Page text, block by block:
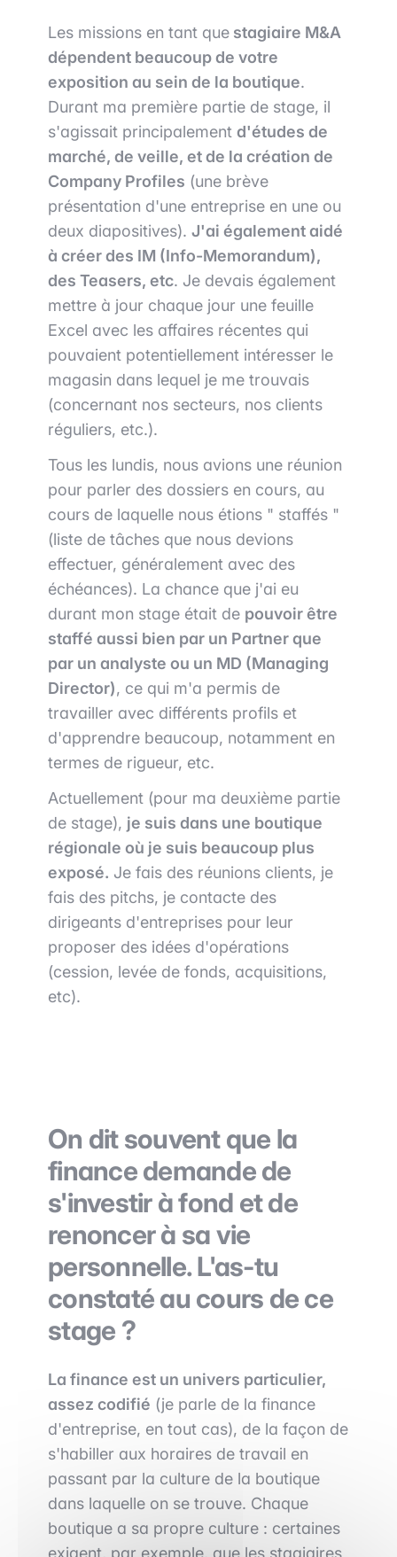
Les missions en tant que stagiaire M&A
dépendent beaucoup de votre
exposition au sein de la boutique.
Durant ma première partie de stage, il
s'agissait principalement d'études de
marché, de veille, et de la création de
Company Profiles (une brève
présentation d'une entreprise en une ou
deux diapositives). J'ai également aidé
à créer des IM (Info-Memorandum),
des Teasers, etc. Je devais également
mettre à jour chaque jour une feuille
Excel avec les affaires récentes qui
pouvaient potentiellement intéresser le
magasin dans lequel je me trouvais
(concernant nos secteurs, nos clients
réguliers, etc.).
Tous les lundis, nous avions une réunion
pour parler des dossiers en cours, au
cours de laquelle nous étions " staffés "
(liste de tâches que nous devions
effectuer, généralement avec des
échéances). La chance que j'ai eu
durant mon stage était de pouvoir être
staffé aussi bien par un Partner que
par un analyste ou un MD (Managing
Director), ce qui m'a permis de
travailler avec différents profils et
d'apprendre beaucoup, notamment en
termes de rigueur, etc.
Actuellement (pour ma deuxième partie
de stage), je suis dans une boutique
régionale où je suis beaucoup plus
exposé. Je fais des réunions clients, je
fais des pitchs, je contacte des
dirigeants d'entreprises pour leur
proposer des idées d'opérations
(cession, levée de fonds, acquisitions,
etc).
On dit souvent que la
finance demande de
s'investir à fond et de
renoncer à sa vie
personnelle. L'as-tu
constaté au cours de ce
stage ?
La finance est un univers particulier,
assez codifié (je parle de la finance
d'entreprise, en tout cas), de la façon de
s'habiller aux horaires de travail en
passant par la culture de la boutique
dans laquelle on se trouve. Chaque
boutique a sa propre culture : certaines
exigent, par exemple, que les stagiaires